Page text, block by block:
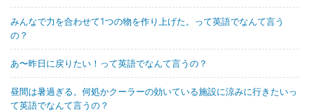
みんなで力を合わせて1つの物を作り上げた。って英語でなんて言う
の？
あ〜昨日に戻りたい！って英語でなんて言うの？
昼間は暑過ぎる。何処かクーラーの効いている施設に涼みに行きたいっ
て英語でなんて言うの？